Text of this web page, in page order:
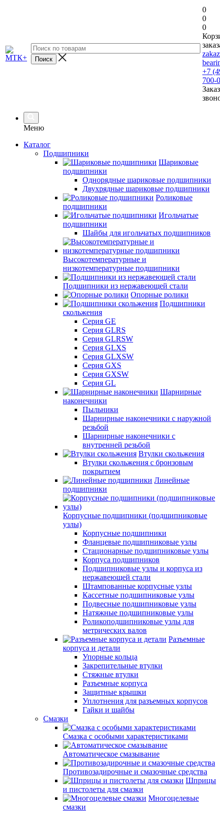
0
0
0
+7
700-
Меню
Каталог
Подшипники
Шариковые
подшипники
Однорядные шариковые подшипники
Двухрядные шариковые подшипники
Роликовые
подшипники
Игольчатые
подшипники
Шайбы для игольчатых подшипников
Высокотемпературные и
низкотемпературные подшипники
Подшипники из нержавеющей стали
Опорные ролики
Подшипники
скольжения
Серия GE
Серия GLRS
Серия GLRSW
Серия GLXS
Серия GLXSW
Серия GXS
Серия GXSW
Серия GL
Шарнирные
наконечники
Пыльники
Шарнирные наконечники с наружной
резьбой
Шарнирные наконечники с
внутренней резьбой
Втулки скольжения
Втулки скольжения с бронзовым
покрытием
Линейные
подшипники
Корпусные подшипники (подшипниковые
узлы)
Корпусные подшипники
Фланцевые подшипниковые узлы
Стационарные подшипниковые узлы
Корпуса подшипников
Подшипниковые узлы и корпуса из
нержавеющей стали
Штампованные корпусные узлы
Кассетные подшипниковые узлы
Подвесные подшипниковые узлы
Натяжные подшипниковые узлы
Роликоподшипниковые узлы для
метрических валов
Разъемные
корпуса и детали
Упорные кольца
Закрепительные втулки
Стяжные втулки
Разъемные корпуса
Защитные крышки
Уплотнения для разъемных корпусов
Гайки и шайбы
Смазки
Смазка с особыми характеристиками
Автоматическое смазывание
Противозадирочные и смазочные средства
Шприцы
и пистолеты для смазки
Многоцелевые
смазки